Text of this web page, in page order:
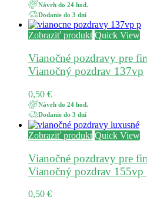
Návrh do 24 hod.
Dodanie do 3 dní
Zobraziť produkt Quick View
Vianočné pozdravy pre
Vianočný pozdrav 137vp
0,50 €
Návrh do 24 hod.
Dodanie do 3 dní
Zobraziť produkt Quick View
Vianočné pozdravy pre
Vianočný pozdrav 155vp
0,50 €